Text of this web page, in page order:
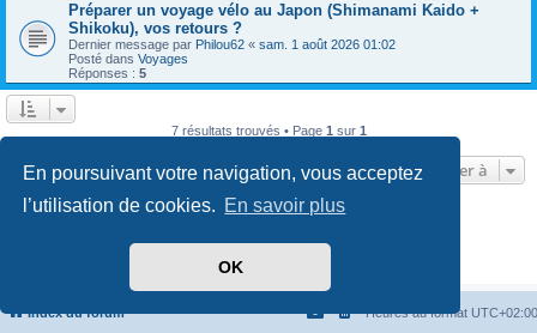
En poursuivant votre navigation, vous acceptez
l’utilisation de cookies. En savoir plus
OK
Préparer un voyage vélo au Japon (Shimanami Kaido +
Shikoku), vos retours ?
Dernier message par Philou62 « sam. 1 août 2026 01:02
Posté dans Voyages
Réponses : 5
7 résultats trouvés • Page 1 sur 1
Aller à
Index du forum Heures au format UTC+02:00
phpBB® Forum Software © phpBB Limited
Confidentialité